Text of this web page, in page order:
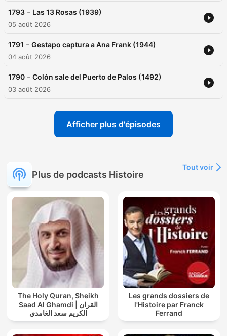
1793 - Las 13 Rosas (1939)
05 août 2026
1791 - Gestapo captura a Ana Frank (1944)
04 août 2026
1790 - Colón sale del Puerto de Palos (1492)
03 août 2026
Afficher plus d'épisodes
Plus de podcasts Histoire
Tout voir
The Holy Quran, Sheikh
Saad Al Ghamdi | القران
الكريم سعد الغامدي
Les grands dossiers de
l'Histoire par Franck
Ferrand